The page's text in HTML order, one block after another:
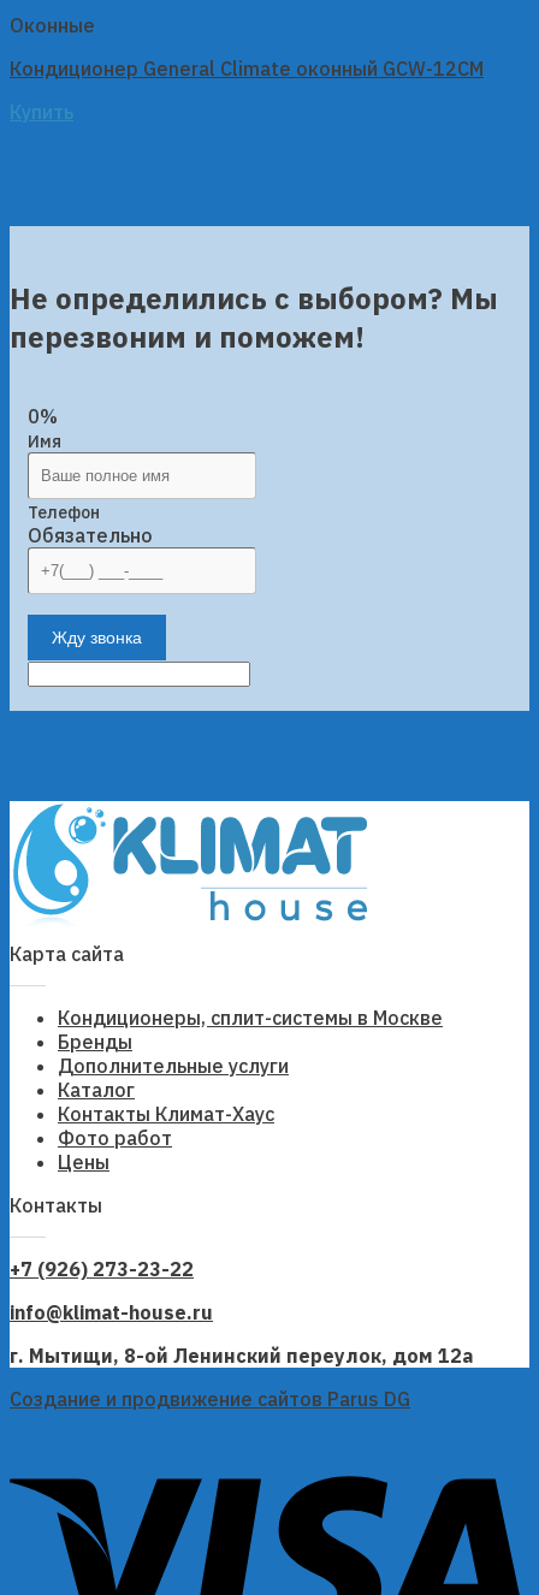
Оконные
Кондиционер General Climate оконный GCW-12CM
Купить
Не определились с выбором? Мы
перезвоним и поможем!
0%
Имя
Телефон
Обязательно
Жду звонка
Карта сайта
Кондиционеры, сплит-системы в Москве
Бренды
Дополнительные услуги
Каталог
Контакты Климат-Хаус
Фото работ
Цены
Контакты
+7 (926) 273-23-22
info@klimat-house.ru
г. Мытищи, 8-ой Ленинский переулок, дом 12а
Создание и продвижение сайтов Parus DG